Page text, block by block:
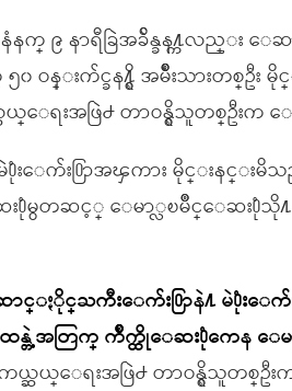
နံနက္ ၉ နာရီခြဲအခ်ိန္ခန႔္ကလည္
ဝန္းက်င္ခန႔္ရွိ အမ်ိဳးသားတစ္ဦး မို
ရးအဖြဲ႕ တာဝန္ရွိသူတစ္ဦးက
ေက်း႐ြာအၾကား မိုင္းနင္းမိ
မွတဆင့္ ေမာ္လၿမိဳင္ေဆး႐ုံသို
ႏိုင္ႀကီးေက်း႐ြာနဲ႔ မဲ႐ုံးေက်
တဲ့အတြက္ က်ိဳက္ထိုေဆး႐ုံကေန ေ
ယ္ေရးအဖြဲ႕ တာဝန္ရွိသူတစ္ဦ